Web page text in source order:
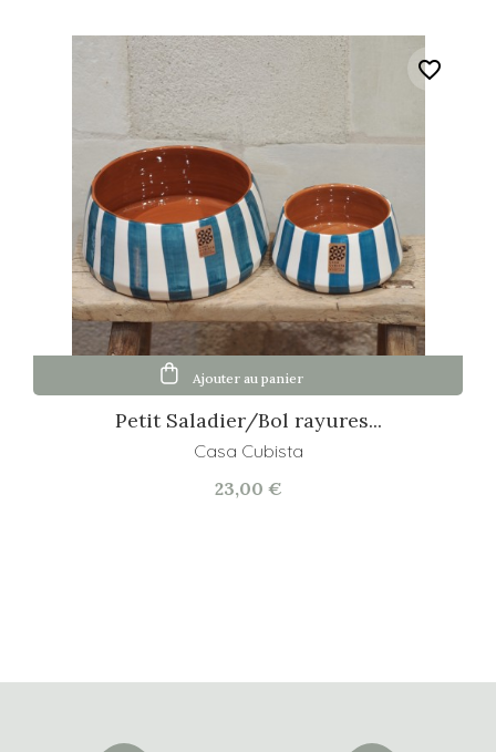
Petit Saladier/Bol rayures...
Casa Cubista
23,00 €
Ajouter au panier
favorite_border